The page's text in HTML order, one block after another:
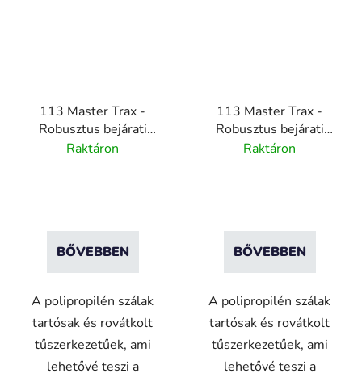
113 Master Trax -
Robusztus bejárati
szőnyeg rendszer -
Raktáron
BŐVEBBEN
A polipropilén szálak
tartósak és rovátkolt
tűszerkezetűek, ami
lehetővé teszi a
113 Master Trax -
Robusztus bejárati
szőnyeg rendszer - kék
Raktáron
BŐVEBBEN
A polipropilén szálak
tartósak és rovátkolt
tűszerkezetűek, ami
lehetővé teszi a